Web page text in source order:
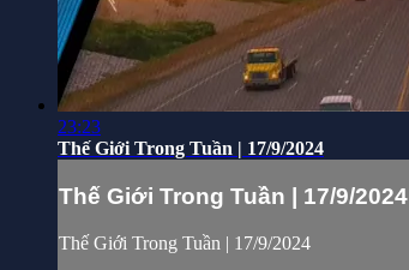
23:23
Thế Giới Trong Tuần | 17/9/2024
Thế Giới Trong Tuần | 17/9/2024
Thế Giới Trong Tuần | 17/9/2024